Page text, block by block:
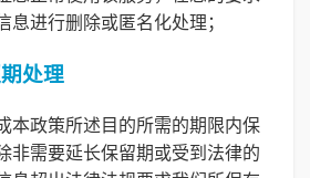
进行删除或匿名化处理；
处理
本政策所述目的所需的期限内保
非需要延长保留期或受到法律的